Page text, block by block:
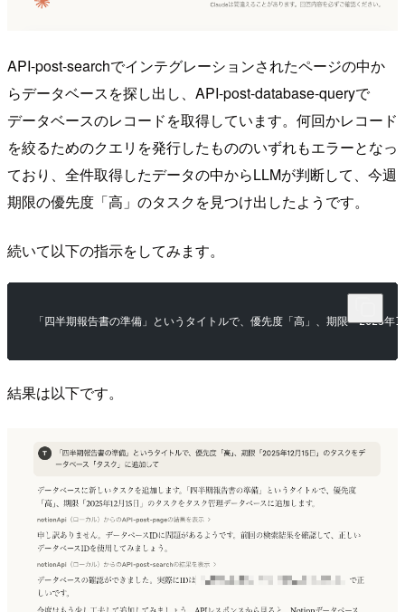
API-post-searchでインテグレーションされたページの中か
らデータベースを探し出し、API-post-database-queryで
データベースのレコードを取得しています。何回かレコード
を絞るためのクエリを発行したもののいずれもエラーとなっ
ており、全件取得したデータの中からLLMが判断して、今週
期限の優先度「高」のタスクを見つけ出したようです。
続いて以下の指示をしてみます。
「四半期報告書の準備」というタイトルで、優先度「高」、期限「2025
結果は以下です。